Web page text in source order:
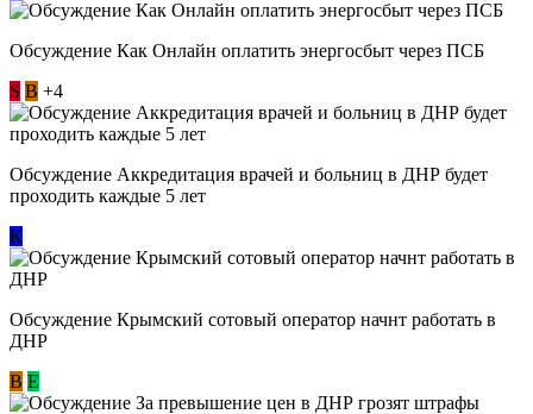
Обсуждение ​Как Онлайн оплатить энергосбыт через ПСБ
S В +4
Обсуждение Аккредитация врачей и больниц в ДНР будет
проходить каждые 5 лет
К
Обсуждение Крымский сотовый оператор начнт работать в
ДНР
В E